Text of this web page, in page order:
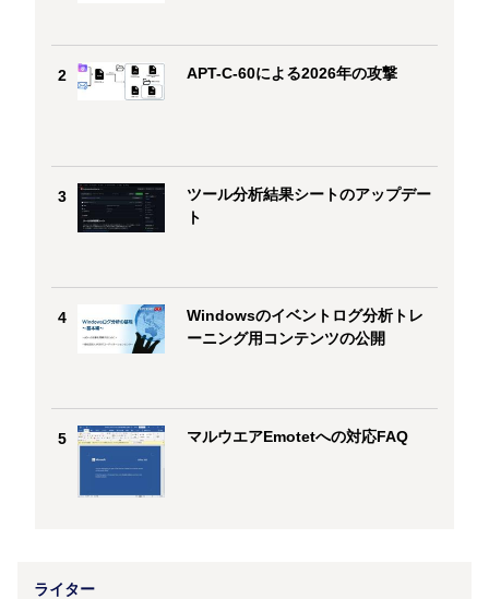
2 APT-C-60による2026年の攻撃
3
ツール分析結果シートのアップデー
ト
4
Windowsのイベントログ分析トレ
ーニング用コンテンツの公開
5 マルウエアEmotetへの対応FAQ
ライター